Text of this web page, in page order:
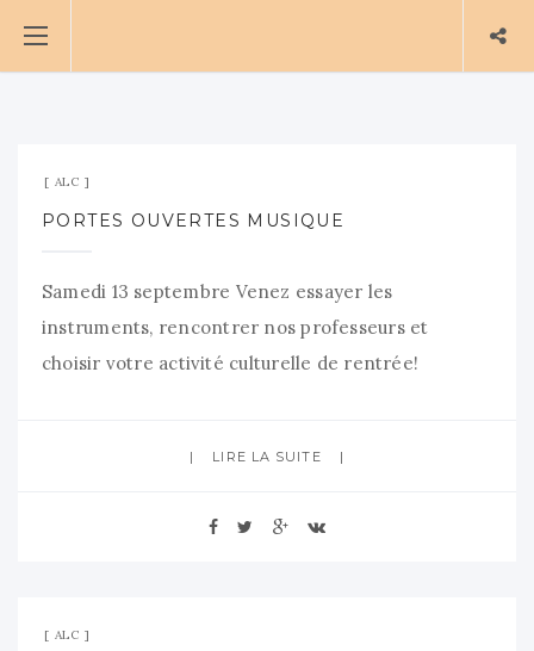
ALC
PORTES OUVERTES MUSIQUE
Samedi 13 septembre Venez essayer les
instruments, rencontrer nos professeurs et
choisir votre activité culturelle de rentrée!
LIRE LA SUITE
ALC